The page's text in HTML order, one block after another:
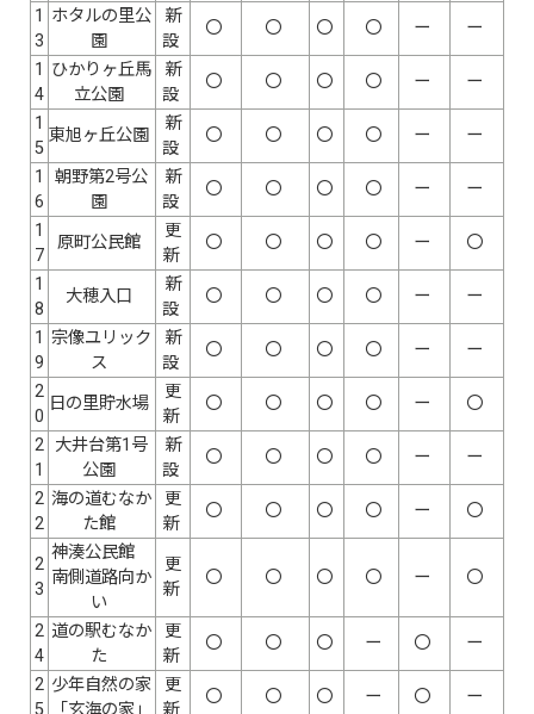
1
3
ホタルの里公
園
新
設
〇 〇 〇 〇 ー ー
1
4
ひかりヶ丘馬
立公園
新
設
〇 〇 〇 〇 ー ー
1
5
東旭ヶ丘公園
新
設
〇 〇 〇 〇 ー ー
1
6
朝野第2号公
園
新
設
〇 〇 〇 〇 ー ー
1
7
原町公民館
更
新
〇 〇 〇 〇 ー 〇
1
8
大穂入口
新
設
〇 〇 〇 〇 ー ー
1
9
宗像ユリック
ス
新
設
〇 〇 〇 〇 ー ー
2
0
日の里貯水場
更
新
〇 〇 〇 〇 ー 〇
2
1
大井台第1号
公園
新
設
〇 〇 〇 〇 ー ー
2
2
海の道むなか
た館
更
新
〇 〇 〇 〇 ー 〇
2
3
神湊公民館
南側道路向か
い
更
新
〇 〇 〇 〇 ー 〇
2
4
道の駅むなか
た
更
新
〇 〇 〇 ー 〇 ー
2
5
少年自然の家
「玄海の家」
更
新
〇 〇 〇 ー 〇 ー